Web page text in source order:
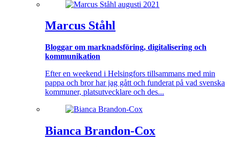
Marcus Ståhl
Bloggar om marknadsföring, digitalisering och
kommunikation
Efter en weekend i Helsingfors tillsammans med min
pappa och bror har jag gått och funderat på vad svenska
kommuner, platsutvecklare och des...
Bianca Brandon-Cox